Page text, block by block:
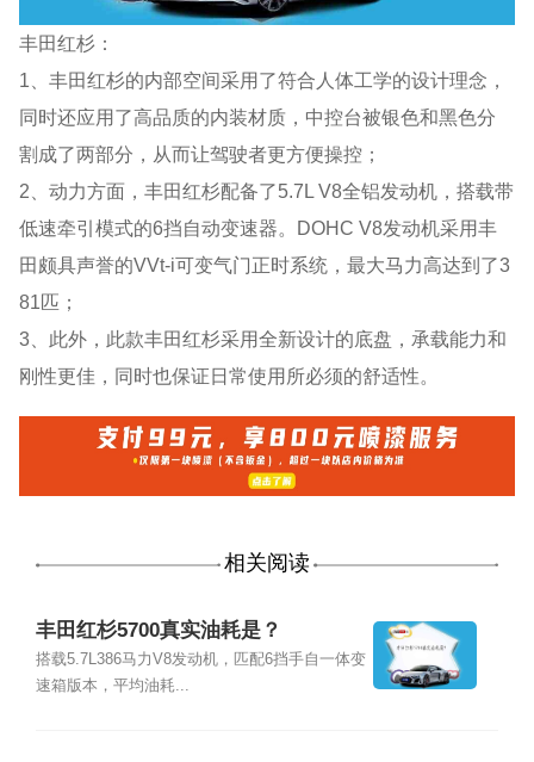
丰田红杉：
1、丰田红杉的内部空间采用了符合人体工学的设计理念，
同时还应用了高品质的内装材质，中控台被银色和黑色分
割成了两部分，从而让驾驶者更方便操控；
2、动力方面，丰田红杉配备了5.7L V8全铝发动机，搭载带
低速牵引模式的6挡自动变速器。DOHC V8发动机采用丰
田颇具声誉的VVt-i可变气门正时系统，最大马力高达到了3
81匹；
3、此外，此款丰田红杉采用全新设计的底盘，承载能力和
刚性更佳，同时也保证日常使用所必须的舒适性。
相关阅读
丰田红杉5700真实油耗是？
搭载5.7L386马力V8发动机，匹配6挡手自一体变
速箱版本，平均油耗...